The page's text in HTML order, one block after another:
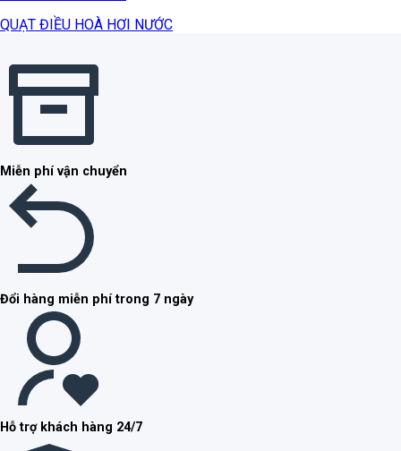
QUẠT ĐIỀU HOÀ HƠI NƯỚC
Miễn phí vận chuyển
Đổi hàng miễn phí trong 7 ngày
Hỗ trợ khách hàng 24/7